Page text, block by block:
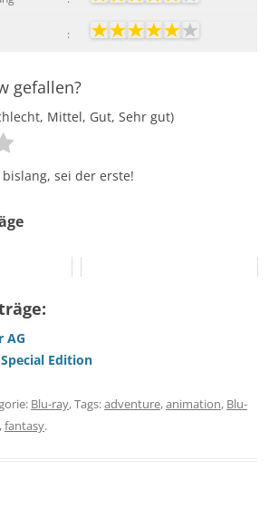
:
gefallen?
Mittel, Gut, Sehr gut)
sei der erste!
AG
Edition
Blu-ray, Tags:adventure,animation, Blu-
,fantasy.